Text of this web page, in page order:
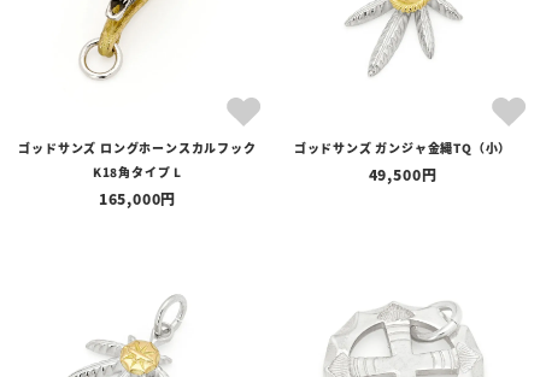
ゴッドサンズ ロングホーンスカルフック
K18角タイプ L
165,000
ゴッドサンズ ガンジャ金縄TQ（小）
49,500